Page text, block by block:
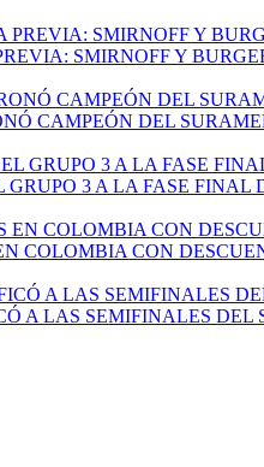
SMIRNOFF Y
CAMPEÓN DEL
3 A LA FASE
COLOMBIA CON
A LAS SEMIFINALES DEL